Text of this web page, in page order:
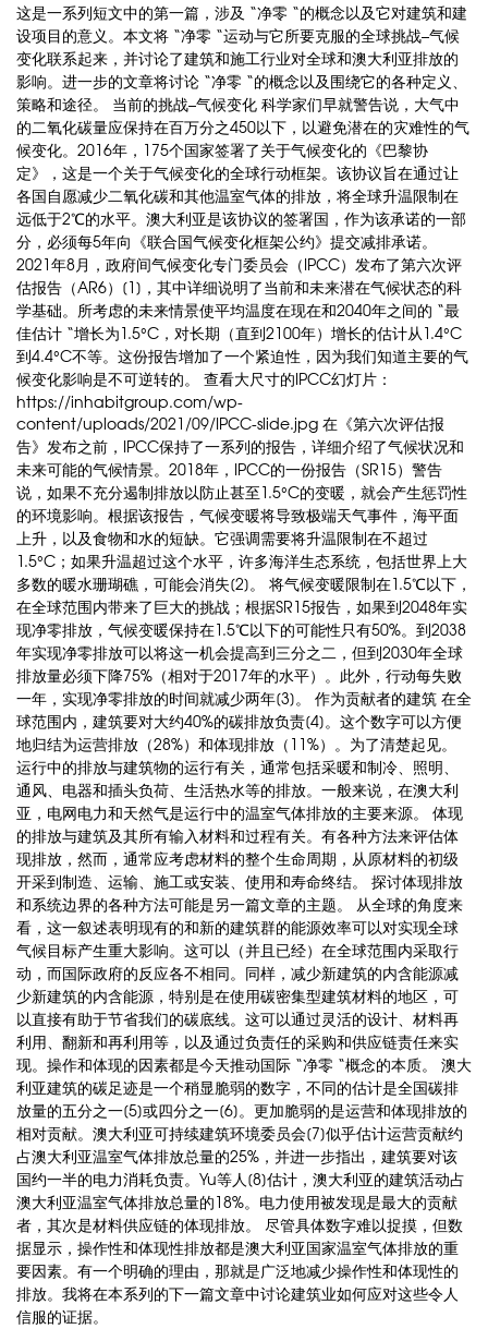
这是一系列短文中的第一篇，涉及 “净零 “的概念以及它对建筑和建
设项目的意义。本文将 “净零 “运动与它所要克服的全球挑战–气候
变化联系起来，并讨论了建筑和施工行业对全球和澳大利亚排放的
影响。进一步的文章将讨论 “净零 “的概念以及围绕它的各种定义、
策略和途径。 当前的挑战–气候变化 科学家们早就警告说，大气中
的二氧化碳量应保持在百万分之450以下，以避免潜在的灾难性的气
候变化。2016年，175个国家签署了关于气候变化的《巴黎协
定》，这是一个关于气候变化的全球行动框架。该协议旨在通过让
各国自愿减少二氧化碳和其他温室气体的排放，将全球升温限制在
远低于2℃的水平。澳大利亚是该协议的签署国，作为该承诺的一部
分，必须每5年向《联合国气候变化框架公约》提交减排承诺。
2021年8月，政府间气候变化专门委员会（IPCC）发布了第六次评
估报告（AR6）[1]，其中详细说明了当前和未来潜在气候状态的科
学基础。所考虑的未来情景使平均温度在现在和2040年之间的 “最
佳估计 “增长为1.5°C，对长期（直到2100年）增长的估计从1.4°C
到4.4°C不等。这份报告增加了一个紧迫性，因为我们知道主要的气
候变化影响是不可逆转的。 查看大尺寸的IPCC幻灯片：
https://inhabitgroup.com/wp-
content/uploads/2021/09/IPCC-slide.jpg 在《第六次评估报
告》发布之前，IPCC保持了一系列的报告，详细介绍了气候状况和
未来可能的气候情景。2018年，IPCC的一份报告（SR15）警告
说，如果不充分遏制排放以防止甚至1.5°C的变暖，就会产生惩罚性
的环境影响。根据该报告，气候变暖将导致极端天气事件，海平面
上升，以及食物和水的短缺。它强调需要将升温限制在不超过
1.5°C；如果升温超过这个水平，许多海洋生态系统，包括世界上大
多数的暖水珊瑚礁，可能会消失[2]。 将气候变暖限制在1.5℃以下，
在全球范围内带来了巨大的挑战；根据SR15报告，如果到2048年实
现净零排放，气候变暖保持在1.5℃以下的可能性只有50%。到2038
年实现净零排放可以将这一机会提高到三分之二，但到2030年全球
排放量必须下降75%（相对于2017年的水平）。此外，行动每失败
一年，实现净零排放的时间就减少两年[3]。 作为贡献者的建筑 在全
球范围内，建筑要对大约40%的碳排放负责[4]。这个数字可以方便
地归结为运营排放（28%）和体现排放（11%）。为了清楚起见。
运行中的排放与建筑物的运行有关，通常包括采暖和制冷、照明、
通风、电器和插头负荷、生活热水等的排放。一般来说，在澳大利
亚，电网电力和天然气是运行中的温室气体排放的主要来源。 体现
的排放与建筑及其所有输入材料和过程有关。有各种方法来评估体
现排放，然而，通常应考虑材料的整个生命周期，从原材料的初级
开采到制造、运输、施工或安装、使用和寿命终结。 探讨体现排放
和系统边界的各种方法可能是另一篇文章的主题。 从全球的角度来
看，这一叙述表明现有的和新的建筑群的能源效率可以对实现全球
气候目标产生重大影响。这可以（并且已经）在全球范围内采取行
动，而国际政府的反应各不相同。同样，减少新建筑的内含能源减
少新建筑的内含能源，特别是在使用碳密集型建筑材料的地区，可
以直接有助于节省我们的碳底线。这可以通过灵活的设计、材料再
利用、翻新和再利用等，以及通过负责任的采购和供应链责任来实
现。操作和体现的因素都是今天推动国际 “净零 “概念的本质。 澳大
利亚建筑的碳足迹是一个稍显脆弱的数字，不同的估计是全国碳排
放量的五分之一[5]或四分之一[6]。更加脆弱的是运营和体现排放的
相对贡献。澳大利亚可持续建筑环境委员会[7]似乎估计运营贡献约
占澳大利亚温室气体排放总量的25%，并进一步指出，建筑要对该
国约一半的电力消耗负责。Yu等人[8]估计，澳大利亚的建筑活动占
澳大利亚温室气体排放总量的18%。电力使用被发现是最大的贡献
者，其次是材料供应链的体现排放。 尽管具体数字难以捉摸，但数
据显示，操作性和体现性排放都是澳大利亚国家温室气体排放的重
要因素。有一个明确的理由，那就是广泛地减少操作性和体现性的
排放。我将在本系列的下一篇文章中讨论建筑业如何应对这些令人
信服的证据。